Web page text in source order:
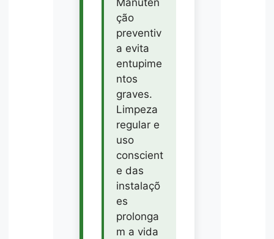
Manuten
ção
preventiv
a evita
entupime
ntos
graves.
Limpeza
regular e
uso
conscient
e das
instalaçõ
es
prolonga
m a vida